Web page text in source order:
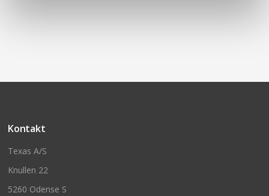
Kontakt
Texas A/S
Knullen 22
5260 Odense S